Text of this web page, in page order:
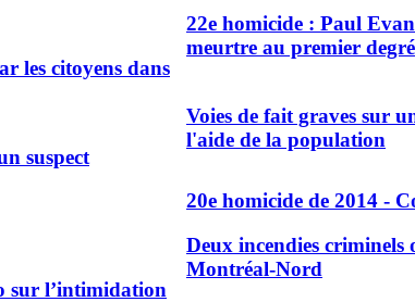
22e homicide : Paul
meurtre au premier degré
les citoyens dans
Voies de fait graves sur
l'aide de la population
suspect
20e homicide de 2014 -
Deux incendies
Montréal-Nord
sur l’intimidation